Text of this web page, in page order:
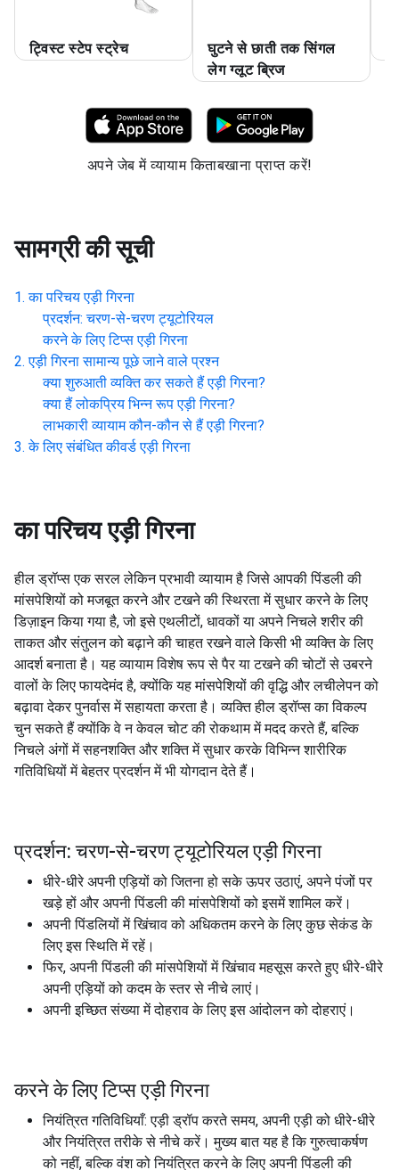
ट्विस्ट स्टेप स्ट्रेच
घुटने से छाती तक सिंगल
लेग ग्लूट ब्रिज
अपने जेब में व्यायाम किताबखाना प्राप्त करें!
सामग्री की सूची
का परिचय एड़ी गिरना
प्रदर्शन: चरण-से-चरण ट्यूटोरियल
करने के लिए टिप्स एड़ी गिरना
एड़ी गिरना सामान्य पूछे जाने वाले प्रश्न
क्या शुरुआती व्यक्ति कर सकते हैं एड़ी गिरना?
क्या हैं लोकप्रिय भिन्न रूप एड़ी गिरना?
लाभकारी व्यायाम कौन-कौन से हैं एड़ी गिरना?
के लिए संबंधित कीवर्ड एड़ी गिरना
का परिचय एड़ी गिरना
हील ड्रॉप्स एक सरल लेकिन प्रभावी व्यायाम है जिसे आपकी पिंडली की
मांसपेशियों को मजबूत करने और टखने की स्थिरता में सुधार करने के लिए
डिज़ाइन किया गया है, जो इसे एथलीटों, धावकों या अपने निचले शरीर की
ताकत और संतुलन को बढ़ाने की चाहत रखने वाले किसी भी व्यक्ति के लिए
आदर्श बनाता है। यह व्यायाम विशेष रूप से पैर या टखने की चोटों से उबरने
वालों के लिए फायदेमंद है, क्योंकि यह मांसपेशियों की वृद्धि और लचीलेपन को
बढ़ावा देकर पुनर्वास में सहायता करता है। व्यक्ति हील ड्रॉप्स का विकल्प
चुन सकते हैं क्योंकि वे न केवल चोट की रोकथाम में मदद करते हैं, बल्कि
निचले अंगों में सहनशक्ति और शक्ति में सुधार करके विभिन्न शारीरिक
गतिविधियों में बेहतर प्रदर्शन में भी योगदान देते हैं।
प्रदर्शन: चरण-से-चरण ट्यूटोरियल एड़ी गिरना
धीरे-धीरे अपनी एड़ियों को जितना हो सके ऊपर उठाएं, अपने पंजों पर
खड़े हों और अपनी पिंडली की मांसपेशियों को इसमें शामिल करें।
अपनी पिंडलियों में खिंचाव को अधिकतम करने के लिए कुछ सेकंड के
लिए इस स्थिति में रहें।
फिर, अपनी पिंडली की मांसपेशियों में खिंचाव महसूस करते हुए धीरे-धीरे
अपनी एड़ियों को कदम के स्तर से नीचे लाएं।
अपनी इच्छित संख्या में दोहराव के लिए इस आंदोलन को दोहराएं।
करने के लिए टिप्स एड़ी गिरना
नियंत्रित गतिविधियाँ: एड़ी ड्रॉप करते समय, अपनी एड़ी को धीरे-धीरे
और नियंत्रित तरीके से नीचे करें। मुख्य बात यह है कि गुरुत्वाकर्षण
को नहीं, बल्कि वंश को नियंत्रित करने के लिए अपनी पिंडली की